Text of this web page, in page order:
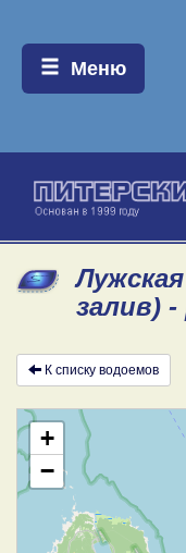
Меню:
Меню
залив)
К списку водоемов
+
−